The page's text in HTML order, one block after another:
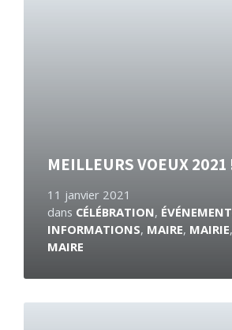
MEILLEURS VOEUX 2021
11 janvier 2021
dans CÉLÉBRATION,
INFORMATIONS, MAIRE, MAIRIE,
MAIRE
En